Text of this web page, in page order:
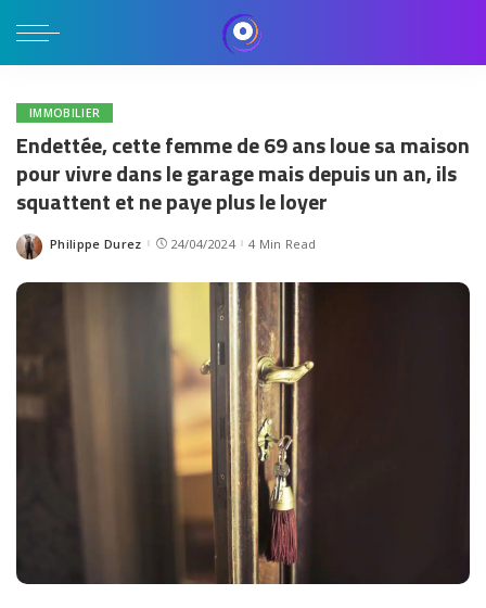
IMMOBILIER
Endettée, cette femme de 69 ans loue sa maison
pour vivre dans le garage mais depuis un an, ils
squattent et ne paye plus le loyer
Posted
Philippe Durez 24/04/2024 4 Min Read